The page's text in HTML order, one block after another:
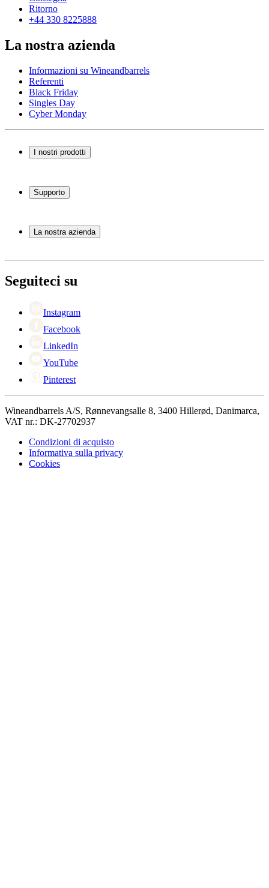
Ritorno
+44 330 8225888
La nostra azienda
Informazioni su Wineandbarrels
Referenti
Black Friday
Singles Day
Cyber Monday
I nostri prodotti
Scaffali per vino
Mobili per vino
Supporto
Servizio
Pagamento
Ritorno
La nostra azienda
Black Friday
Singles Day
Seguiteci su
Instagram
Facebook
LinkedIn
YouTube
Pinterest
Wineandbarrels A/S, Rønnevangsalle 8, 3400 Hillerød, Danimarca,
VAT nr.: DK-27702937
Condizioni di acquisto
Informativa sulla privacy
Cookies